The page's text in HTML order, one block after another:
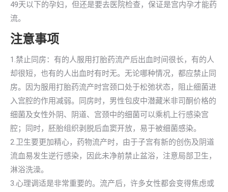
49天以下的孕妇，但还是要去医院检查，保证是宫内孕才能药
流。
注意事项
1.禁止同房：有的人服用打胎药流产后出血时间很长，有的人
却很短，也有的人出血时有时无。无论哪种情况，都应禁止同
房。因为服用打胎药流产时宫颈口处于松弛状态，阻止细菌进
入宫腔的作用减弱。同房时，男性包皮中潜藏米非司酮价格的
细菌及女性外阴、阴道、宫颈中的细菌可以乘机上行感染宫
腔；同时，胚胎组织剥脱后血窦开放，易于被细菌感染。
2.卫生要更加精心，药物流产时，由于子宫有新的创伤及阴道
流血易发生逆行感染，因此未净前禁止盆浴，注意局部卫生，
淋浴洗澡。
3.心理调适是非常重要的。流产后，许多女性都会变得焦虑或